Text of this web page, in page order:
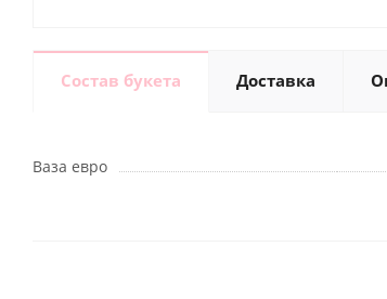
Состав букета Доставка
Ваза евро